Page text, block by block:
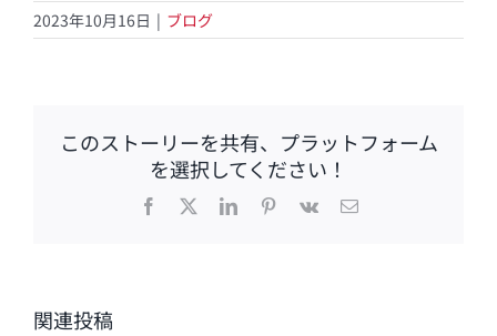
2023年10月16日 | ブログ
このストーリーを共有、プラットフォーム
を選択してください！
Facebook
X LinkedInPinterest
Vk
電
関連投稿